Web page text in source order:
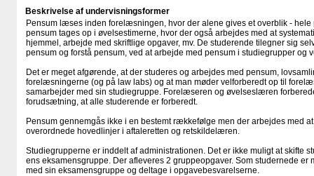
Beskrivelse af undervisningsformer
Pensum læses inden forelæsningen, hvor der alene gives et overblik -
pensum tages op i øvelsestimerne, hvor der også arbejdes med at
hjemmel, arbejde med skriftlige opgaver, mv. De studerende tilegner sig
pensum og forstå pensum, ved at arbejde med pensum i studiegrupper og
Det er meget afgørende, at der studeres og arbejdes med pensum,
forelæsningerne (og på law labs) og at man møder velforberedt op til
samarbejder med sin studiegruppe. Forelæseren og øvelseslæren
forudsætning, at alle studerende er forberedt.
Pensum gennemgås ikke i en bestemt rækkefølge men der arbejdes med
overordnede hovedlinjer i aftaleretten og retskildelæren.
Studiegrupperne er inddelt af administrationen. Det er ikke muligt at skifte
ens eksamensgruppe. Der afleveres 2 gruppeopgaver. Som studernede er
med sin eksamensgruppe og deltage i opgavebesvarelserne.